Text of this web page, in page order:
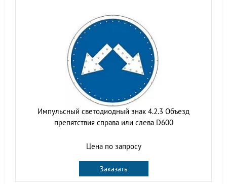
Импульсный светодиодный знак 4.2.3 Объезд
препятствия справа или слева D600
Цена по запросу
Заказать